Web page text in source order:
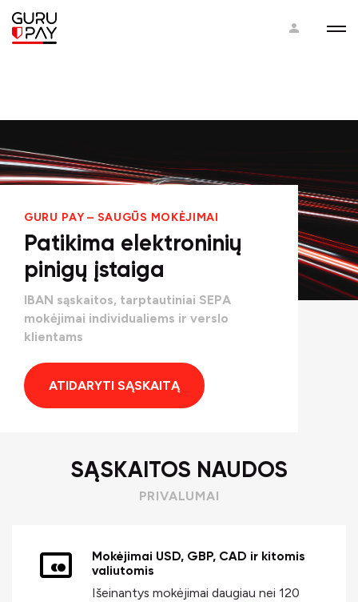
GURU PAY – SAUGŪS MOKĖJIMAI
Patikima elektroninių
pinigų įstaiga
IBAN sąskaitos, tarptautiniai SEPA
mokėjimai individualiems ir verslo
klientams
ATIDARYTI SĄSKAITĄ
SĄSKAITOS NAUDOS
PRIVALUMAI
Mokėjimai USD, GBP, CAD ir kitomis
valiutomis
Išeinantys mokėjimai daugiau nei 120